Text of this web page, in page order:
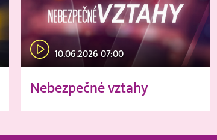
10.06.2026 07:00
Nebezpečné vztahy